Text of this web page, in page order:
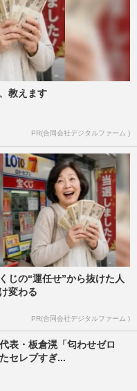
教えます
PR(合同会社デジタルファーム )
じの“運任せ”から抜けた人
変わる
PR(合同会社デジタルファーム )
表・板倉滉「匂わせゼロ
セレブすぎ...